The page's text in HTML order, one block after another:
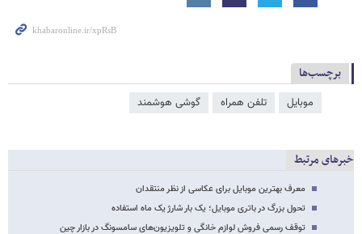
برچسب‌ها
موبایل تلفن همراه گوشی هوشمند
خبرهای مرتبط
معرف بهترین موبایل برای عکاسی از نظر منتقدان
تحول بزرگ در باتری موبایل؛ یک بار شارژ یک ماه استفاده
توقف رسمی فروش لوازم خانگی و تلویزیون‌های سامسونگ در بازار چین